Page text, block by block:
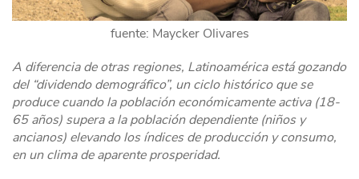
fuente: Maycker Olivares
A diferencia de otras regiones, Latinoamérica está gozando
del “dividendo demográfico”, un ciclo histórico que se
produce cuando la población económicamente activa (18-
65 años) supera a la población dependiente (niños y
ancianos) elevando los índices de producción y consumo,
en un clima de aparente prosperidad.